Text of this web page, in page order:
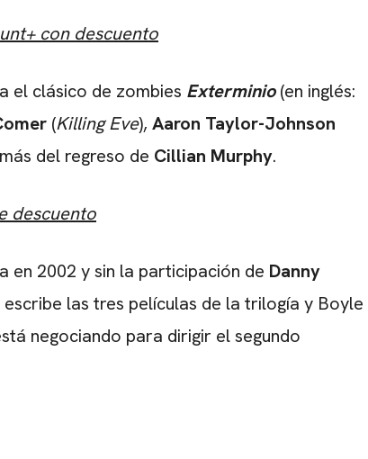
con descuento
el clásico de zombies Exterminio(en inglés:
(Killing Eve), Aaron Taylor-Johnson
del regreso de Cillian Murphy.
descuento
en 2002 y sin la participación de Danny
las tres películas de la trilogía y Boyle
negociando para dirigir el segundo